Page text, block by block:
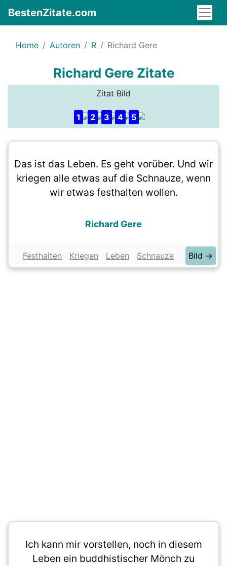
BestenZitate.com
Home Autoren R Richard Gere
Richard Gere Zitate
Zitat Bild
1 2 3 4 5
Das ist das Leben. Es geht vorüber. Und wir
kriegen alle etwas auf die Schnauze, wenn
wir etwas festhalten wollen.
Richard Gere
Festhalten Kriegen Leben Schnauze Bild →
Ich kann mir vorstellen, noch in diesem
Leben ein buddhistischer Mönch zu